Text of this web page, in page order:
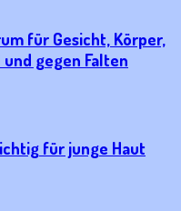
für Gesicht, Körper,
und gegen Falten
für junge Haut